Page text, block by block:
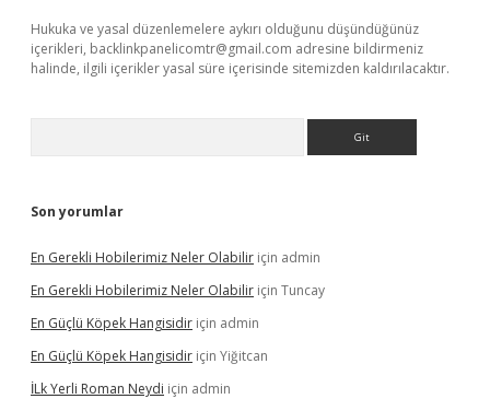
Hukuka ve yasal düzenlemelere aykırı olduğunu düşündüğünüz
içerikleri, backlinkpanelicomtr@gmail.com adresine bildirmeniz
halinde, ilgili içerikler yasal süre içerisinde sitemizden kaldırılacaktır.
Son yorumlar
En Gerekli Hobilerimiz Neler Olabilir için admin
En Gerekli Hobilerimiz Neler Olabilir için Tuncay
En Güçlü Köpek Hangisidir için admin
En Güçlü Köpek Hangisidir için Yiğitcan
İLk Yerli Roman Neydi için admin